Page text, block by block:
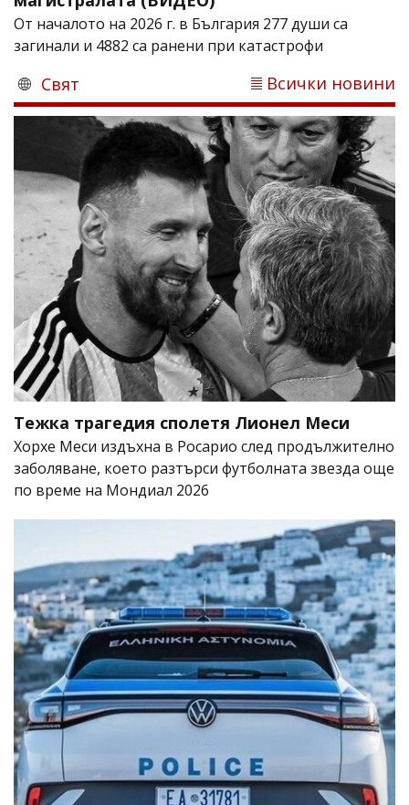
От началото на 2026 г. в България 277 души са
загинали и 4882 са ранени при катастрофи
Свят Всички новини
Тежка трагедия сполетя Лионел Меси
Хорхе Меси издъхна в Росарио след продължително
заболяване, което разтърси футболната звезда още
по време на Мондиал 2026